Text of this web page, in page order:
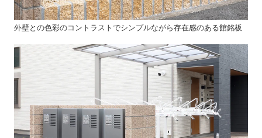
外壁との色彩のコントラストでシンプルながら存在感のある館銘板